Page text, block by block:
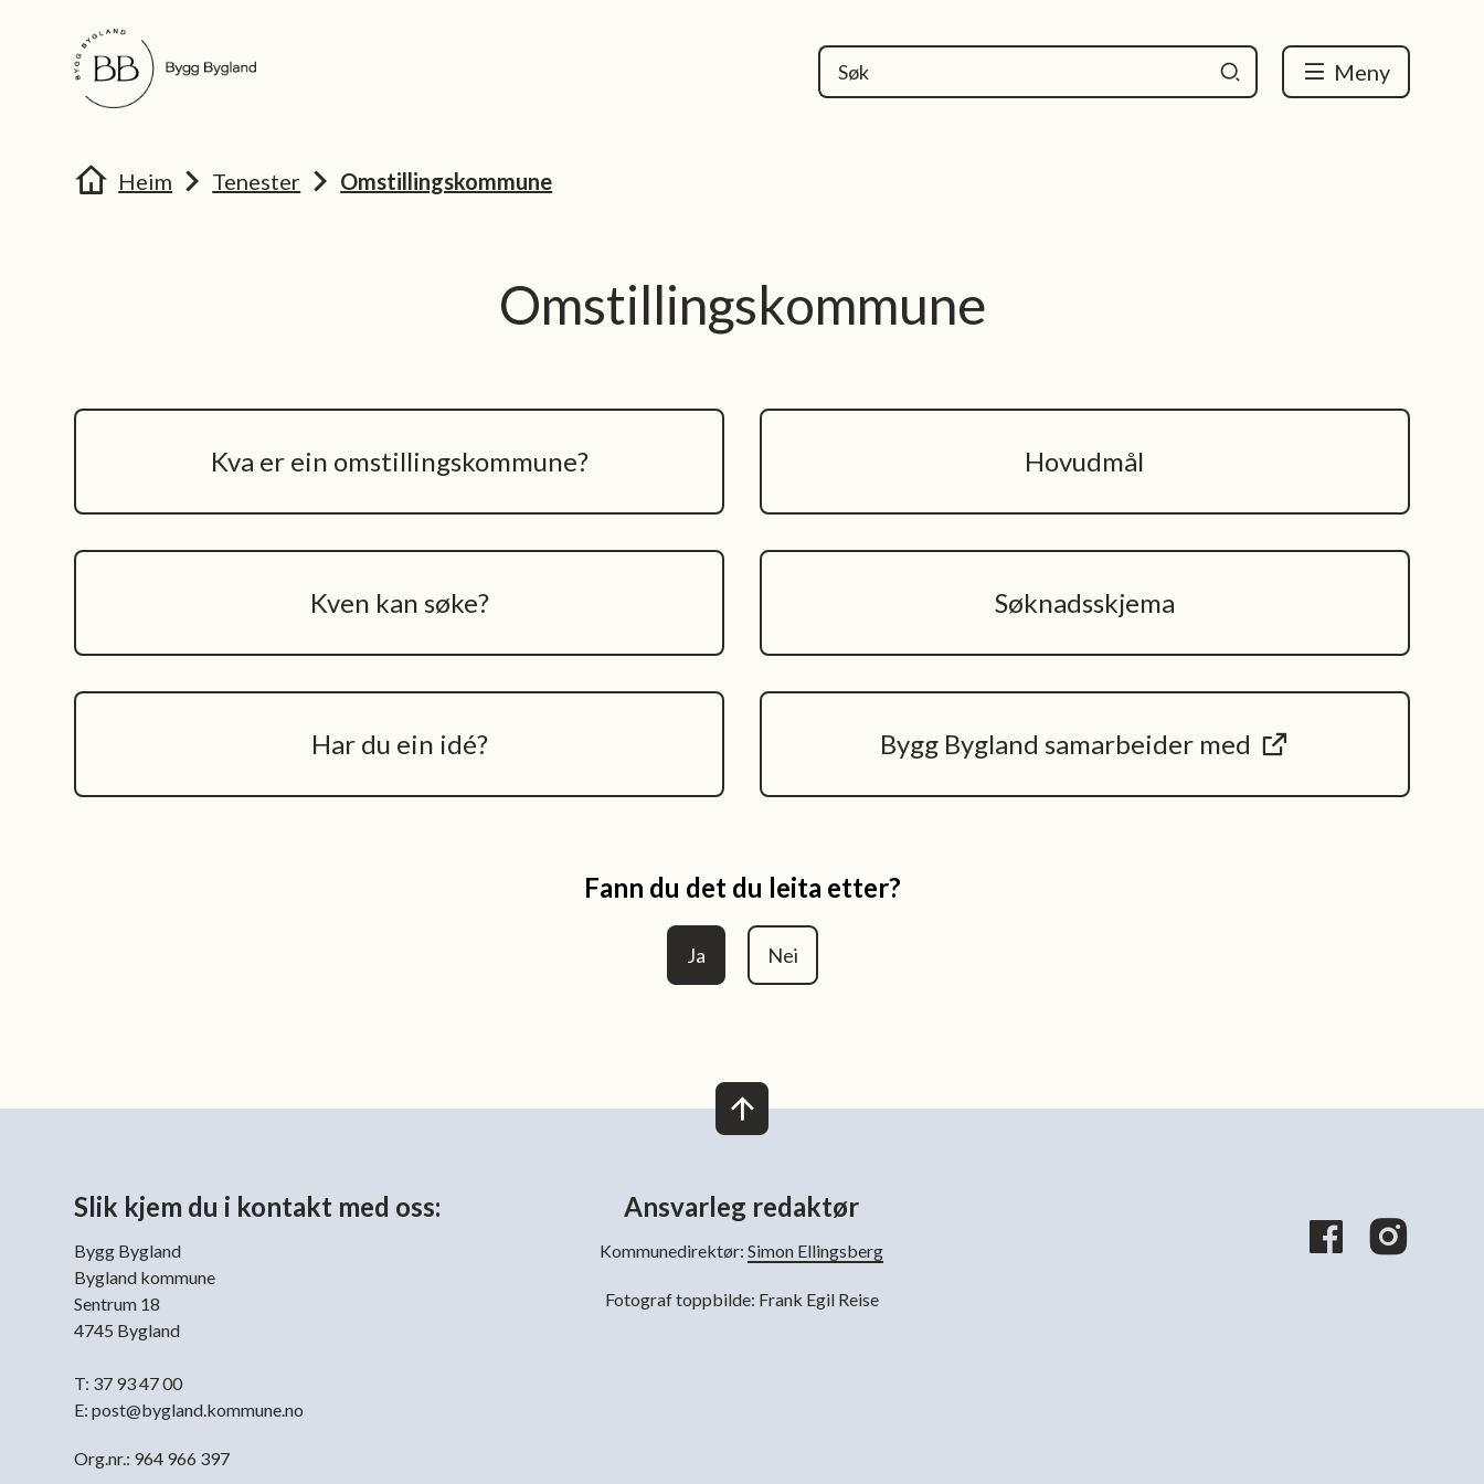
Bygg Bygland
Meny
Du er her:Heim Tenester Omstillingskommune
Omstillingskommune
Kva er ein omstillingskommune? Hovudmål
Kven kan søke? Søknadsskjema
Har du ein idé? Bygg Bygland samarbeider med
Fann du det du leita etter?
Ja Nei
Slik kjem du i kontakt med oss:
Bygg Bygland
Bygland kommune
Sentrum 18
4745 Bygland
T: 37 93 47 00
E: post@bygland.kommune.no
Org.nr.: 964 966 397
Ansvarleg redaktør
Kommunedirektør:Simon Ellingsberg
Fotograf toppbilde: Frank Egil Reise